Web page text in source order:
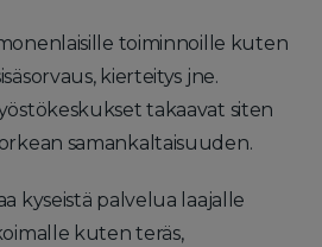
toiminnoille kuten
kierteitys jne.
takaavat siten
samankaltaisuuden.
kyseistä palvelua laajalle
kuten teräs,